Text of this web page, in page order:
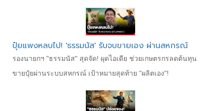
​ปุ๋ยแพงหลบไป! 'ธรรมนัส' รับจบขายเอง ผ่านสหกรณ์
​รองนายกฯ "ธรรมนัส" สุดจัด! ผุดไอเดีย ช่วยเกษตรกรลดต้นทุน
ขายปุ๋ยผ่านระบบสหกรณ์ เป้าหมายสุดท้าย "ผลิตเอง"!